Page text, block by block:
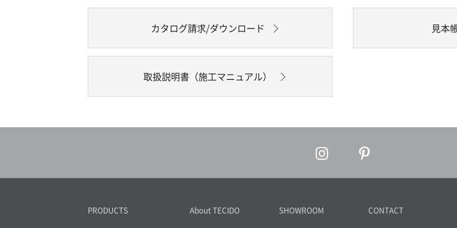
カタログ請求/ダウンロード 見本
取扱説明書（施工マニュアル）
PRODUCTS About TECIDO SHOWROOM CONTACT